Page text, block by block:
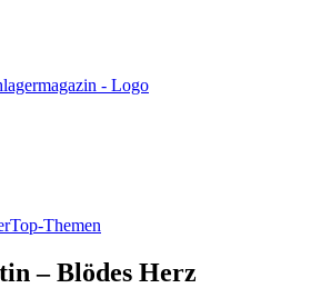
Top-Themen
– Blödes Herz